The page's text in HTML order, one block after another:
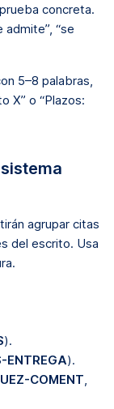
concreta.
admite”, “se
5–8 palabras,
X” o “Plazos:
agrupar citas
del escrito. Usa
).
ENTREGA).
COMENT